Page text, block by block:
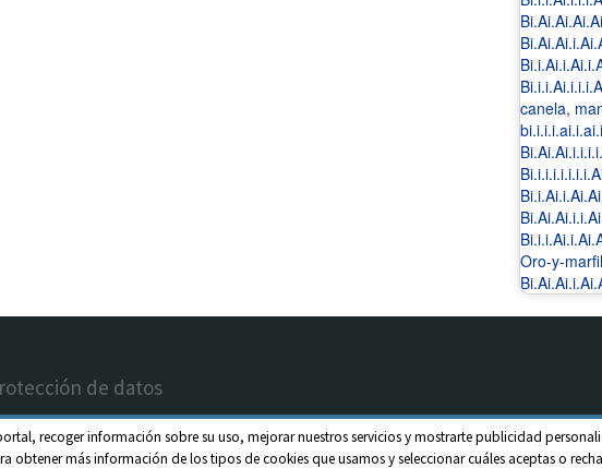
recoger información sobre su uso, mejorar nuestros servicios y mostrarte publicidad
obtener más información de los tipos de cookies que usamos y seleccionar cuáles aceptas o
canela,
Oro-y-marfil
de datos